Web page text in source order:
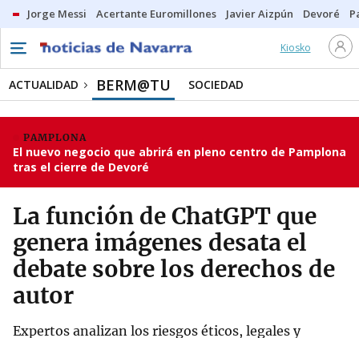
Jorge Messi Acertante Euromillones Javier Aizpún Devoré
Kiosko
ACTUALIDAD BERM@TU SOCIEDAD
PAMPLONA
El nuevo negocio que abrirá en pleno centro de Pamplona
tras el cierre de Devoré
La función de ChatGPT que
genera imágenes desata el
debate sobre los derechos de
autor
Expertos analizan los riesgos éticos, legales y